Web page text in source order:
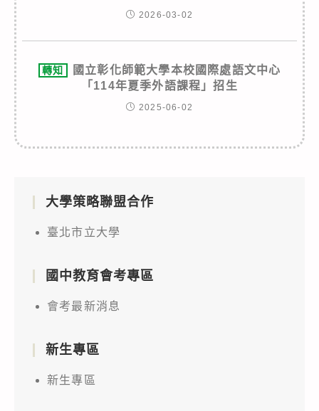
2026-03-02
轉知
國立彰化師範大學本校國際處語文中心
「114年夏季外語課程」招生
2025-06-02
大學策略聯盟合作
臺北市立大學
國中教育會考專區
會考最新消息
新生專區
新生專區